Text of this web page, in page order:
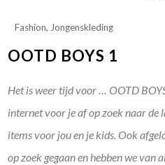
Fashion,Jongenskleding
OOTD BOYS 1
Het is weer tijd voor … OOTD
internet voor je af op zoek naar de
items voor jou en je kids. Ook
op zoek gegaan en hebben we van